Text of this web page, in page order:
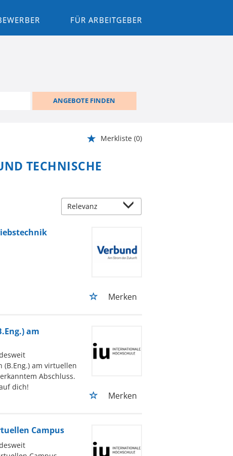
FÜR ARBEITGEBER
ANGEBOTE FINDEN
Merkliste (0)
TECHNISCHE
Merken
am
am virtuellen
Abschluss.
dich!
Merken
Campus